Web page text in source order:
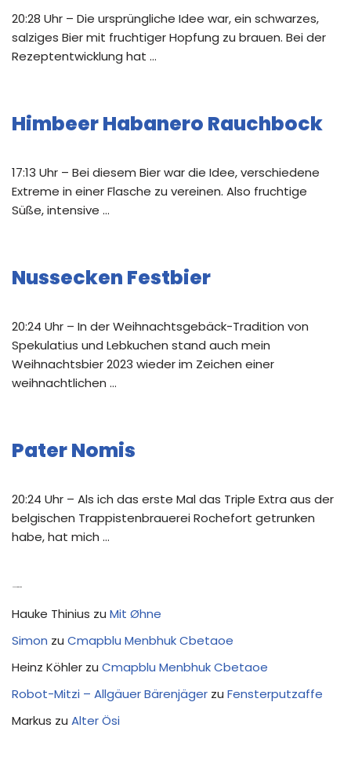
20:28 Uhr – Die ursprüngliche Idee war, ein schwarzes,
salziges Bier mit fruchtiger Hopfung zu brauen. Bei der
Rezeptentwicklung hat …
Himbeer Habanero Rauchbock
17:13 Uhr – Bei diesem Bier war die Idee, verschiedene
Extreme in einer Flasche zu vereinen. Also fruchtige
Süße, intensive …
Nussecken Festbier
20:24 Uhr – In der Weihnachtsgebäck-Tradition von
Spekulatius und Lebkuchen stand auch mein
Weihnachtsbier 2023 wieder im Zeichen einer
weihnachtlichen …
Pater Nomis
20:24 Uhr – Als ich das erste Mal das Triple Extra aus der
belgischen Trappistenbrauerei Rochefort getrunken
habe, hat mich …
Hauke Thinius zu Mit Øhne
Simon zu Cmapblu Menbhuk Cbetaoe
Heinz Köhler zu Cmapblu Menbhuk Cbetaoe
Robot-Mitzi – Allgäuer Bärenjäger zu Fensterputzaffe
Markus zu Alter Ösi